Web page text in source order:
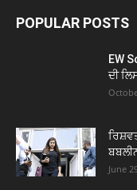
POPULAR POSTS
EW
ਦੀ
June